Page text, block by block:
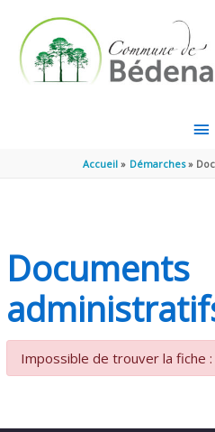
Accueil Démarches
Documents
Impossible de trouver la fiche